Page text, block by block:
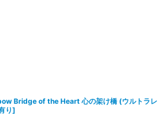
Bridge of the Heart 心の架け橋 (ウルトラレ
り]